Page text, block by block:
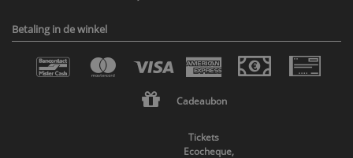
Betaling in de winkel
Cadeaubon
Tickets
Ecocheque,